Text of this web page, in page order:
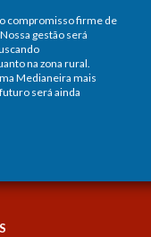
compromisso firme de
gestão será
na zona rural.
Medianeira mais
será ainda